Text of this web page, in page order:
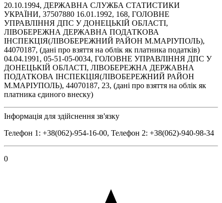
20.10.1994, ДЕРЖАВНА СЛУЖБА СТАТИСТИКИ
УКРАЇНИ, 37507880 16.01.1992, 168, ГОЛОВНЕ
УПРАВЛІННЯ ДПС У ДОНЕЦЬКІЙ ОБЛАСТІ,
ЛІВОБЕРЕЖНА ДЕРЖАВНА ПОДАТКОВА
ІНСПЕКЦІЯ(ЛІВОБЕРЕЖНИЙ РАЙОН М.МАРІУПОЛЬ),
44070187, (дані про взяття на облік як платника податків)
04.04.1991, 05-51-05-0034, ГОЛОВНЕ УПРАВЛІННЯ ДПС У
ДОНЕЦЬКІЙ ОБЛАСТІ, ЛІВОБЕРЕЖНА ДЕРЖАВНА
ПОДАТКОВА ІНСПЕКЦІЯ(ЛІВОБЕРЕЖНИЙ РАЙОН
М.МАРІУПОЛЬ), 44070187, 23, (дані про взяття на облік як
платника єдиного внеску)
Інформація для здійснення зв'язку
Телефон 1: +38(062)-954-16-00, Телефон 2: +38(062)-940-98-34
0